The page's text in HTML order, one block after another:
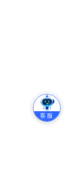
客服